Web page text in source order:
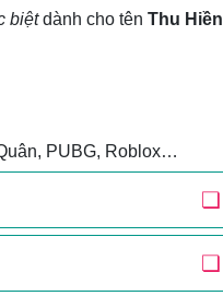
biệtdành cho tên Thu Hiền
PUBG, Roblox…
❏
❏